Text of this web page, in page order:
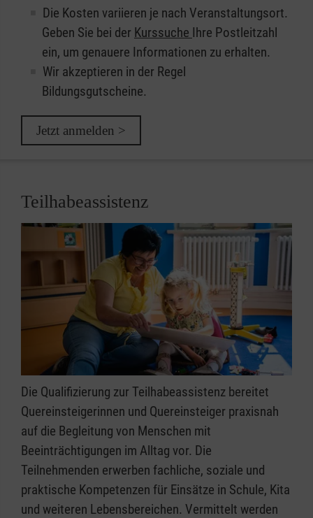
Die Kosten variieren je nach Veranstaltungsort.
Geben Sie bei der Kurssuche Ihre Postleitzahl
ein, um genauere Informationen zu erhalten.
Wir akzeptieren in der Regel
Bildungsgutscheine.
Jetzt anmelden >
Teilhabeassistenz
Die Qualifizierung zur Teilhabeassistenz bereitet
Quereinsteigerinnen und Quereinsteiger praxisnah
auf die Begleitung von Menschen mit
Beeinträchtigungen im Alltag vor. Die
Teilnehmenden erwerben fachliche, soziale und
praktische Kompetenzen für Einsätze in Schule, Kita
und weiteren Lebensbereichen. Vermittelt werden